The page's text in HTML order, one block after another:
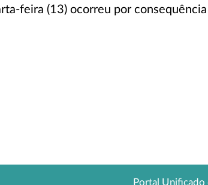
feira (13) ocorreu por
Portal Unificado